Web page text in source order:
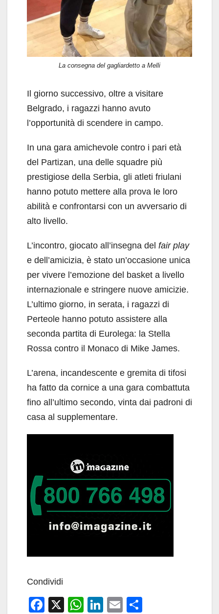
La consegna del gagliardetto a Melli
Il giorno successivo, oltre a visitare
Belgrado, i ragazzi hanno avuto
l’opportunità di scendere in campo.
In una gara amichevole contro i pari età
del Partizan, una delle squadre più
prestigiose della Serbia, gli atleti friulani
hanno potuto mettere alla prova le loro
abilità e confrontarsi con un avversario di
alto livello.
L’incontro, giocato all’insegna del fair play
e dell’amicizia, è stato un’occasione unica
per vivere l’emozione del basket a livello
internazionale e stringere nuove amicizie.
L’ultimo giorno, in serata, i ragazzi di
Perteole hanno potuto assistere alla
seconda partita di Eurolega: la Stella
Rossa contro il Monaco di Mike James.
L’arena, incandescente e gremita di tifosi
ha fatto da cornice a una gara combattuta
fino all’ultimo secondo, vinta dai padroni di
casa al supplementare.
Condividi
F
X
W
Li
E